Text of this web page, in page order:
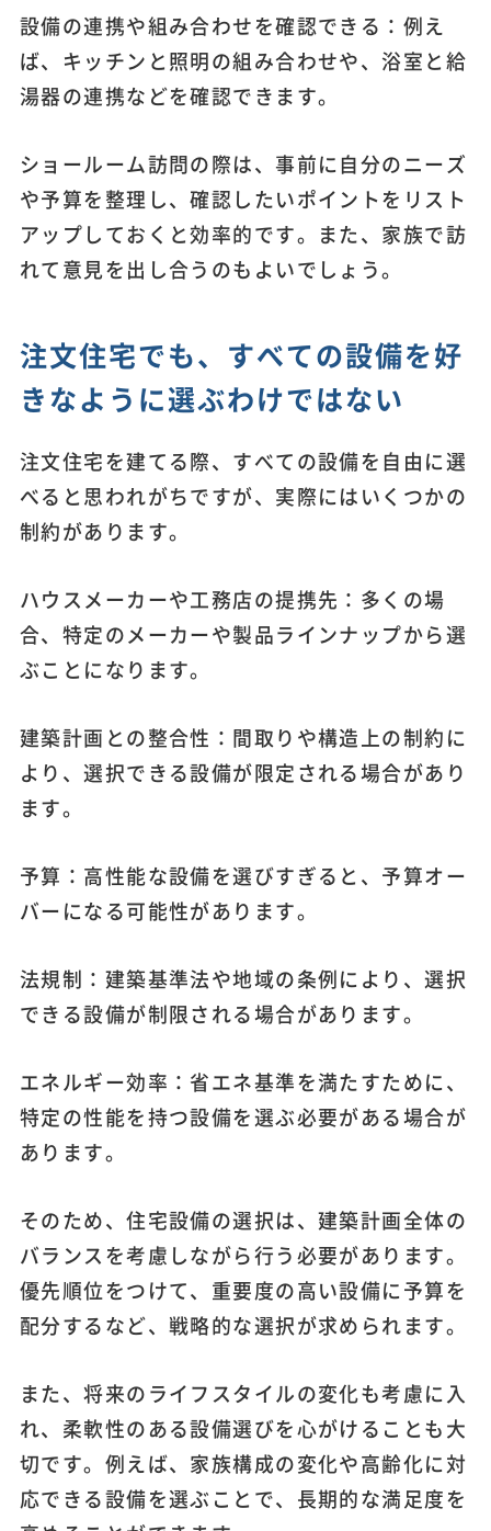
設備の連携や組み合わせを確認できる：例え
ば、キッチンと照明の組み合わせや、浴室と給
湯器の連携などを確認できます。
ショールーム訪問の際は、事前に自分のニーズ
や予算を整理し、確認したいポイントをリスト
アップしておくと効率的です。また、家族で訪
れて意見を出し合うのもよいでしょう。
注文住宅でも、すべての設備を好
きなように選ぶわけではない
注文住宅を建てる際、すべての設備を自由に選
べると思われがちですが、実際にはいくつかの
制約があります。
ハウスメーカーや工務店の提携先：多くの場
合、特定のメーカーや製品ラインナップから選
ぶことになります。
建築計画との整合性：間取りや構造上の制約に
より、選択できる設備が限定される場合があり
ます。
予算：高性能な設備を選びすぎると、予算オー
バーになる可能性があります。
法規制：建築基準法や地域の条例により、選択
できる設備が制限される場合があります。
エネルギー効率：省エネ基準を満たすために、
特定の性能を持つ設備を選ぶ必要がある場合が
あります。
そのため、住宅設備の選択は、建築計画全体の
バランスを考慮しながら行う必要があります。
優先順位をつけて、重要度の高い設備に予算を
配分するなど、戦略的な選択が求められます。
また、将来のライフスタイルの変化も考慮に入
れ、柔軟性のある設備選びを心がけることも大
切です。例えば、家族構成の変化や高齢化に対
応できる設備を選ぶことで、長期的な満足度を